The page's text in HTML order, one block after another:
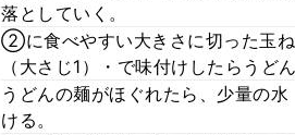
落としていく。
②に食べやすい大きさに切った玉
（大さじ1）・で味付けしたらうど
うどんの麺がほぐれたら、少量の
ける。